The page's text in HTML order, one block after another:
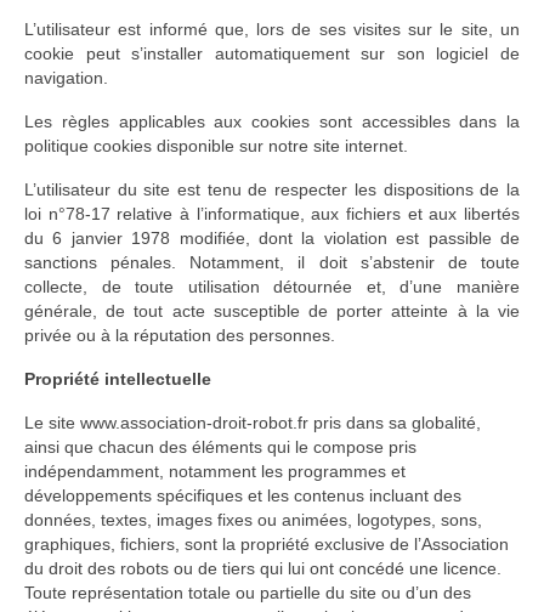
L’utilisateur est informé que, lors de ses visites sur le site, un
cookie peut s’installer automatiquement sur son logiciel de
navigation.
Les règles applicables aux cookies sont accessibles dans la
politique cookies disponible sur notre site internet.
L’utilisateur du site est tenu de respecter les dispositions de la
loi n°78-17 relative à l’informatique, aux fichiers et aux libertés
du 6 janvier 1978 modifiée, dont la violation est passible de
sanctions pénales. Notamment, il doit s’abstenir de toute
collecte, de toute utilisation détournée et, d’une manière
générale, de tout acte susceptible de porter atteinte à la vie
privée ou à la réputation des personnes.
Propriété intellectuelle
Le site www.association-droit-robot.fr pris dans sa globalité,
ainsi que chacun des éléments qui le compose pris
indépendamment, notamment les programmes et
développements spécifiques et les contenus incluant des
données, textes, images fixes ou animées, logotypes, sons,
graphiques, fichiers, sont la propriété exclusive de l’Association
du droit des robots ou de tiers qui lui ont concédé une licence.
Toute représentation totale ou partielle du site ou d’un des